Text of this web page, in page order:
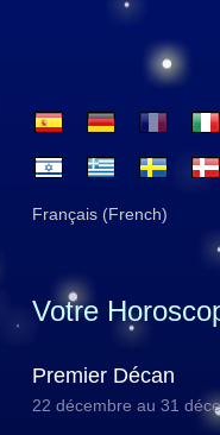
Français (French)
Votre
Premier Décan
22 décembre au 31